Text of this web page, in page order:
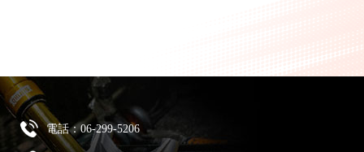
電話：06-299-5206